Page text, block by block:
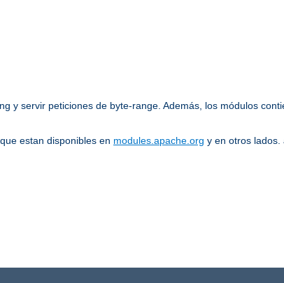
y servir peticiones de byte-range. Además, los módulos
estan disponibles en modules.apache.org y en otros lados.